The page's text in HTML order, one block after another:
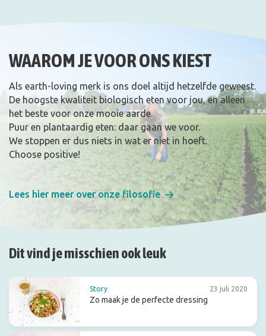
WAAROM JE VOOR ONS KIEST
Als earth-loving merk is ons doel altijd hetzelfde geweest.
De hoogste kwaliteit biologisch eten voor jou, en alleen
het beste voor onze mooie aarde.
Puur en plantaardig eten: daar gaan we voor.
We stoppen er dus niets in wat er niet in hoeft.
Choose positive!
Lees hier meer over onze filosofie
Dit vind je misschien ook leuk
Story 23 juli 2020
Zo maak je de perfecte dressing